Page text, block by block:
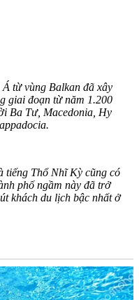
từ vùng Balkan đã xây
giai đoạn từ năm 1.200
Ba Tư, Macedonia, Hy
tiếng Thổ Nhĩ Kỳ cũng có
phố ngầm này đã trở
khách du lịch bậc nhất ở